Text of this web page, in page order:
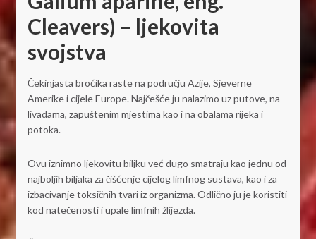
Cleavers) – ljekovita
svojstva
Čekinjasta broćika raste na području Azije, Sjeverne
Amerike i cijele Europe. Najčešće ju nalazimo uz putove, na
livadama, zapuštenim mjestima kao i na obalama rijeka i
potoka.
Ovu iznimno ljekovitu biljku već dugo smatraju kao jednu od
najboljih biljaka za čišćenje cijelog limfnog sustava, kao i za
izbacivanje toksičnih tvari iz organizma. Odlično ju je koristiti
kod natečenosti i upale limfnih žlijezda.